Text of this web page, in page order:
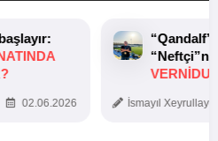
02.06.2026 İsmayıl